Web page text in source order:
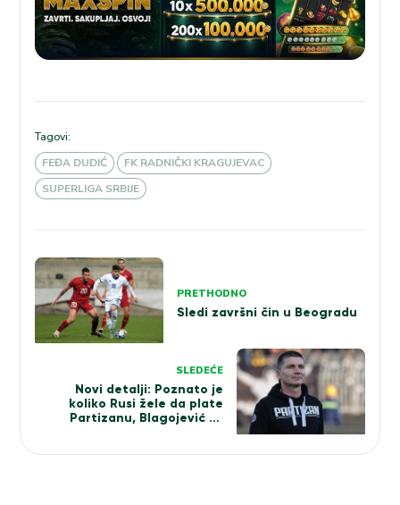
Tagovi:
FEĐA DUDIĆ
FK RADNIČKI KRAGUJEVAC
SUPERLIGA SRBIJE
Kretanje
članka
PRETHODNO
Sledi završni čin u Beogradu
SLEDEĆE
Novi detalji: Poznato je
koliko Rusi žele da plate
Partizanu, Blagojević se